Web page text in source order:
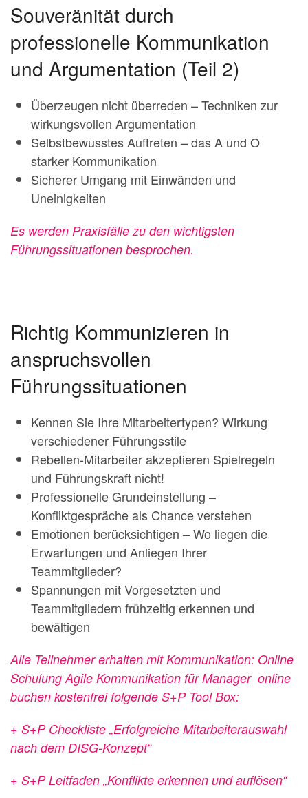
Souveränität durch
professionelle Kommunikation
und Argumentation (Teil 2)
Überzeugen nicht überreden – Techniken zur
wirkungsvollen Argumentation
Selbstbewusstes Auftreten – das A und O
starker Kommunikation
Sicherer Umgang mit Einwänden und
Uneinigkeiten
Es werden Praxisfälle zu den wichtigsten
Führungssituationen besprochen.
Richtig Kommunizieren in
anspruchsvollen
Führungssituationen
Kennen Sie Ihre Mitarbeitertypen? Wirkung
verschiedener Führungsstile
Rebellen-Mitarbeiter akzeptieren Spielregeln
und Führungskraft nicht!
Professionelle Grundeinstellung –
Konfliktgespräche als Chance verstehen
Emotionen berücksichtigen – Wo liegen die
Erwartungen und Anliegen Ihrer
Teammitglieder?
Spannungen mit Vorgesetzten und
Teammitgliedern frühzeitig erkennen und
bewältigen
Alle Teilnehmer erhalten mit Kommunikation: Online
Schulung Agile Kommunikation für Manager online
buchen kostenfrei folgende S+P Tool Box:
+ S+P Checkliste „Erfolgreiche Mitarbeiterauswahl
nach dem DISG-Konzept“
+ S+P Leitfaden „Konflikte erkennen und auflösen“